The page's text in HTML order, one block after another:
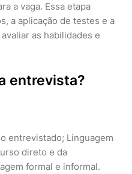
a vaga. Essa etapa
a aplicação de testes e a
as habilidades e
entrevista?
entrevistado; Linguagem
direto e da
formal e informal.